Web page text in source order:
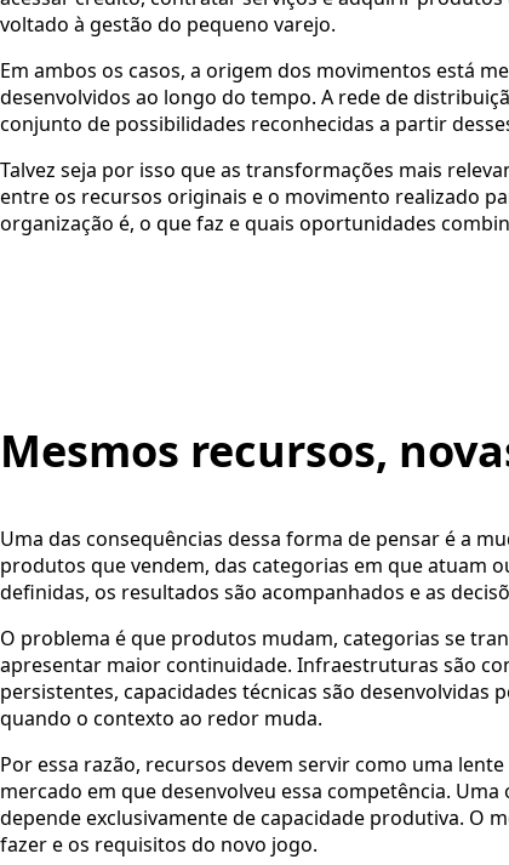
voltado à gestão do pequeno varejo.
Em ambos os casos, a origem dos movimentos está
desenvolvidos ao longo do tempo. A rede de
conjunto de possibilidades reconhecidas a partir
Talvez seja por isso que as transformações mais
entre os recursos originais e o movimento realizado
organização é, o que faz e quais oportunidades
Mesmos recursos,
Uma das consequências dessa forma de pensar é a
produtos que vendem, das categorias em que atuam
definidas, os resultados são acompanhados e as
O problema é que produtos mudam, categorias se
apresentar maior continuidade. Infraestruturas são
persistentes, capacidades técnicas são desenvolvidas
quando o contexto ao redor muda.
Por essa razão, recursos devem servir como uma
mercado em que desenvolveu essa competência.
depende exclusivamente de capacidade produtiva. O
fazer e os requisitos do novo jogo.